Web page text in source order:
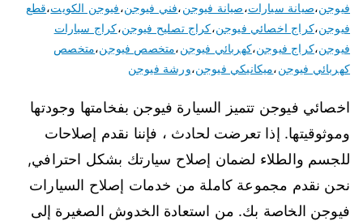
فيوجن،صيانة سيارات،صيانة فيوجن،فني فيوجن،فيوجن الكويت،قطع
فيوجن،كراج اخصائي فيوجن،كراج تصليح فيوجن،كراج سيارات
فيوجن،كراج فيوجن،كهربائي فيوجن،متخصص فيوجن،متخصص
كهربائي فيوجن،ميكانيكي فيوجن،ورشة فيوجن
اخصائي فيوجن تتميز السيارة فيوجن بفخامتها وجودتها
وموثوقيتها. إذا تعرضت لحادث ، فإننا نقدم إصلاحات
للجسم والطلاء لضمان إصلاح سيارتك بشكل احترافي,
نحن نقدم مجموعة كاملة من خدمات إصلاح السيارات
فيوجن الخاصة بك. من استعادة الخدوش الصغيرة إلى